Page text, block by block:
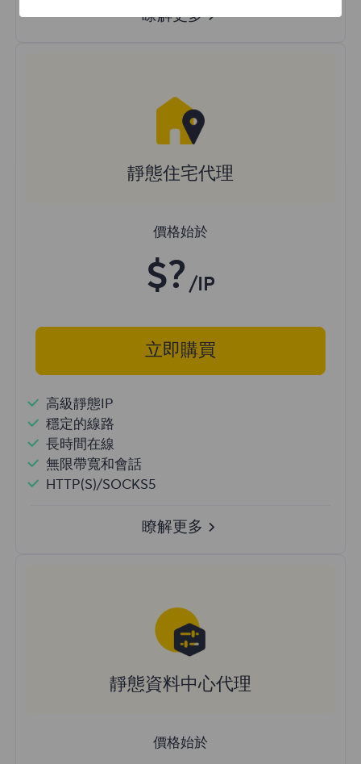
瞭解更多
靜態住宅代理
價格始於
$? /IP
立即購買
高級靜態IP
穩定的線路
長時間在線
無限帶寬和會話
HTTP(S)/SOCKS5
瞭解更多
靜態資料中心代理
價格始於